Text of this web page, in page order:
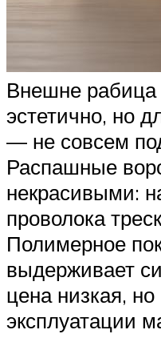
Внешне рабица
эстетично, но
— не совсем
Распашные
некрасивыми:
проволока
Полимерное
выдерживает
цена низкая,
эксплуатации